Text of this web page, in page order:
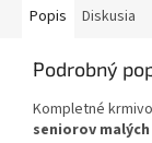
Popis Diskusia
Podrobný
Kompletné krmivo
seniorov